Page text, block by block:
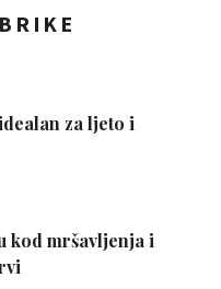
za ljeto i
kod mršavljenja i